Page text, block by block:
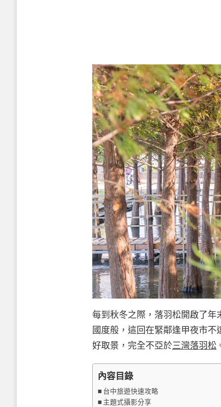
每到秋冬之際，落羽松開啟了
國度般，這回在緊鄰逢甲夜市
好取景，完全不亞於三灣落羽松
內容目錄
台中旅遊快速攻略
主題式攝影分享